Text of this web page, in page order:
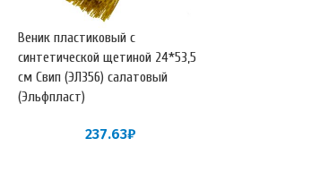
Веник пластиковый с
синтетической щетиной 24*53,5
см Свип (ЭЛ356) салатовый
(Эльфпласт)
237.63₽